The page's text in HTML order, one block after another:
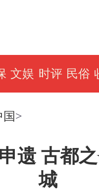
文娱 时评 民俗
>
遗 古都
城